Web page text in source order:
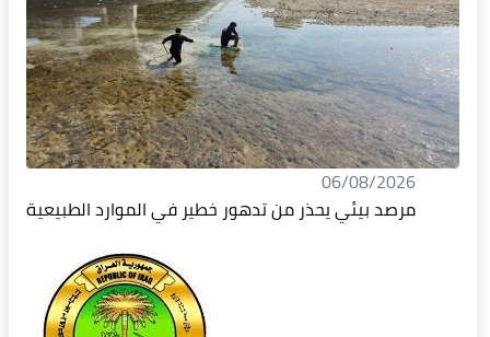
06/08/2026
مرصد بيئي يحذر من تدهور خطير في الموارد الطبيعية